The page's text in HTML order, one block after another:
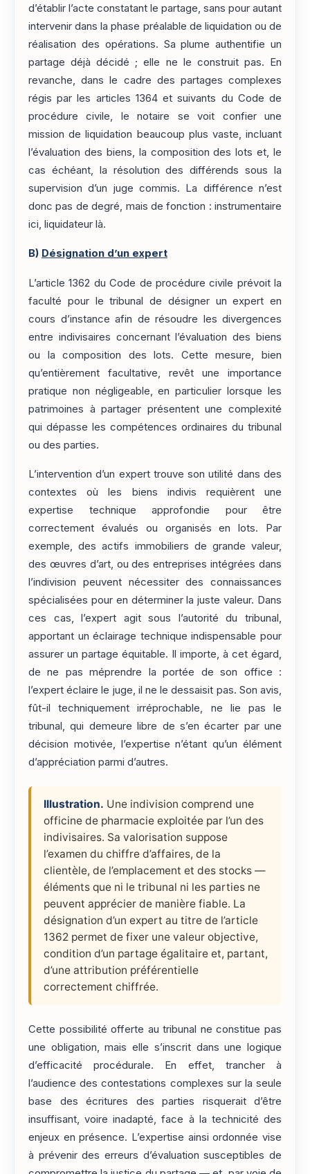
d’établir l’acte constatant le partage, sans pour autant
intervenir dans la phase préalable de liquidation ou de
réalisation des opérations. Sa plume authentifie un
partage déjà décidé ; elle ne le construit pas. En
revanche, dans le cadre des partages complexes
régis par les articles 1364 et suivants du Code de
procédure civile, le notaire se voit confier une
mission de liquidation beaucoup plus vaste, incluant
l’évaluation des biens, la composition des lots et, le
cas échéant, la résolution des différends sous la
supervision d’un juge commis. La différence n’est
donc pas de degré, mais de fonction : instrumentaire
ici, liquidateur là.
B) Désignation d’un expert
L’article 1362 du Code de procédure civile prévoit la
faculté pour le tribunal de désigner un expert en
cours d’instance afin de résoudre les divergences
entre indivisaires concernant l’évaluation des biens
ou la composition des lots. Cette mesure, bien
qu’entièrement facultative, revêt une importance
pratique non négligeable, en particulier lorsque les
patrimoines à partager présentent une complexité
qui dépasse les compétences ordinaires du tribunal
ou des parties.
L’intervention d’un expert trouve son utilité dans des
contextes où les biens indivis requièrent une
expertise technique approfondie pour être
correctement évalués ou organisés en lots. Par
exemple, des actifs immobiliers de grande valeur,
des œuvres d’art, ou des entreprises intégrées dans
l’indivision peuvent nécessiter des connaissances
spécialisées pour en déterminer la juste valeur. Dans
ces cas, l’expert agit sous l’autorité du tribunal,
apportant un éclairage technique indispensable pour
assurer un partage équitable. Il importe, à cet égard,
de ne pas méprendre la portée de son office :
l’expert éclaire le juge, il ne le dessaisit pas. Son avis,
fût-il techniquement irréprochable, ne lie pas le
tribunal, qui demeure libre de s’en écarter par une
décision motivée, l’expertise n’étant qu’un élément
d’appréciation parmi d’autres.
Illustration. Une indivision comprend une
officine de pharmacie exploitée par l’un des
indivisaires. Sa valorisation suppose
l’examen du chiffre d’affaires, de la
clientèle, de l’emplacement et des stocks —
éléments que ni le tribunal ni les parties ne
peuvent apprécier de manière fiable. La
désignation d’un expert au titre de l’article
1362 permet de fixer une valeur objective,
condition d’un partage égalitaire et, partant,
d’une attribution préférentielle
correctement chiffrée.
Cette possibilité offerte au tribunal ne constitue pas
une obligation, mais elle s’inscrit dans une logique
d’efficacité procédurale. En effet, trancher à
l’audience des contestations complexes sur la seule
base des écritures des parties risquerait d’être
insuffisant, voire inadapté, face à la technicité des
enjeux en présence. L’expertise ainsi ordonnée vise
à prévenir des erreurs d’évaluation susceptibles de